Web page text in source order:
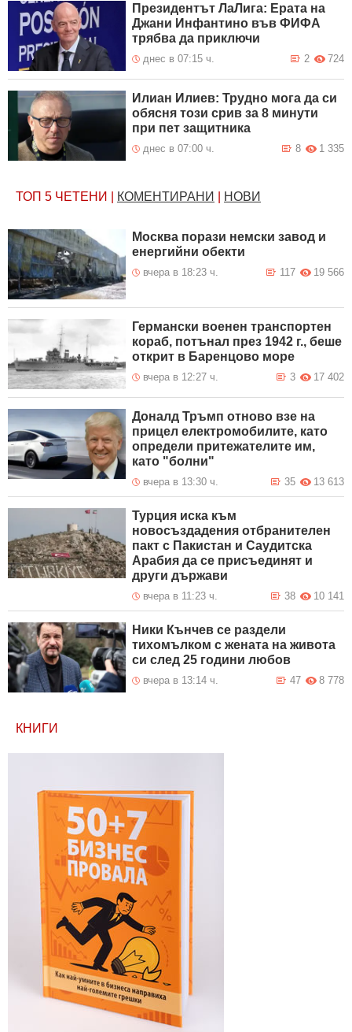
Президентът ЛаЛига: Ерата на
Джани Инфантино във ФИФА
трябва да приключи
днес в 07:15 ч. 724
2
Илиан Илиев: Трудно мога да си
обясня този срив за 8 минути
при пет защитника
днес в 07:00 ч. 1 335
8
ТОП 5 ЧЕТЕНИ КОМЕНТИРАНИ НОВИ
Москва порази немски завод и
енергийни обекти
вчера в 18:23 ч. 19 566
117
Германски военен транспортен
кораб, потънал през 1942 г., беше
открит в Баренцово море
вчера в 12:27 ч. 17 402
3
Доналд Тръмп отново взе на
прицел електромобилите, като
определи притежателите им,
като "болни"
вчера в 13:30 ч. 13 613
35
Турция иска към
новосъздадения отбранителен
пакт с Пакистан и Саудитска
Арабия да се присъединят и
други държави
вчера в 11:23 ч. 10 141
38
Ники Кънчев се раздели
тихомълком с жената на живота
си след 25 години любов
вчера в 13:14 ч. 8 778
47
КНИГИ